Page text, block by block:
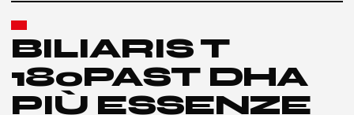
BILIARIS T
180PAST DHA
PIÙ ESSENZE